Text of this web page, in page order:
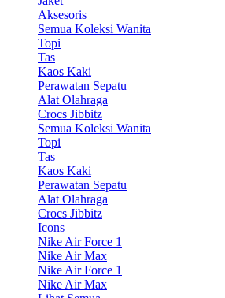
Aksesoris
Semua Koleksi Wanita
Topi
Tas
Kaos Kaki
Perawatan Sepatu
Alat Olahraga
Crocs Jibbitz
Semua Koleksi Wanita
Topi
Tas
Kaos Kaki
Perawatan Sepatu
Alat Olahraga
Crocs Jibbitz
Icons
Nike Air Force 1
Nike Air Max
Nike Air Force 1
Nike Air Max